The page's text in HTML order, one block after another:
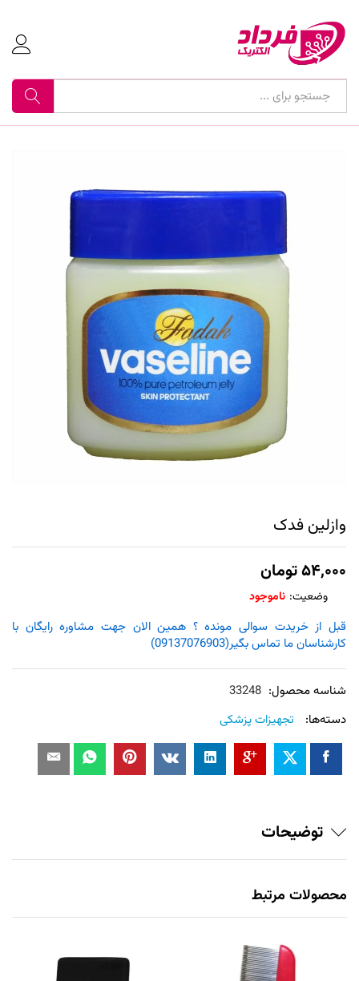
جستجو
وازلین فدک
۵۴,۰۰۰تومان
وضعیت: ناموجود
قبل از خریدت سوالی مونده ؟ همین الان جهت مشاوره رایگان با
کارشناسان ما تماس بگیر(09137076903)
شناسه محصول: 33248
دسته‌ها:
تجهیزات پزشکی
توضیحات
محصولات مرتبط